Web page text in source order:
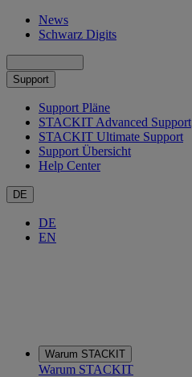
News
Schwarz Digits
Support
Support Pläne
STACKIT Advanced Support
STACKIT Ultimate Support
Support Übersicht
Help Center
DE
DE
EN
Warum STACKIT
Warum STACKIT